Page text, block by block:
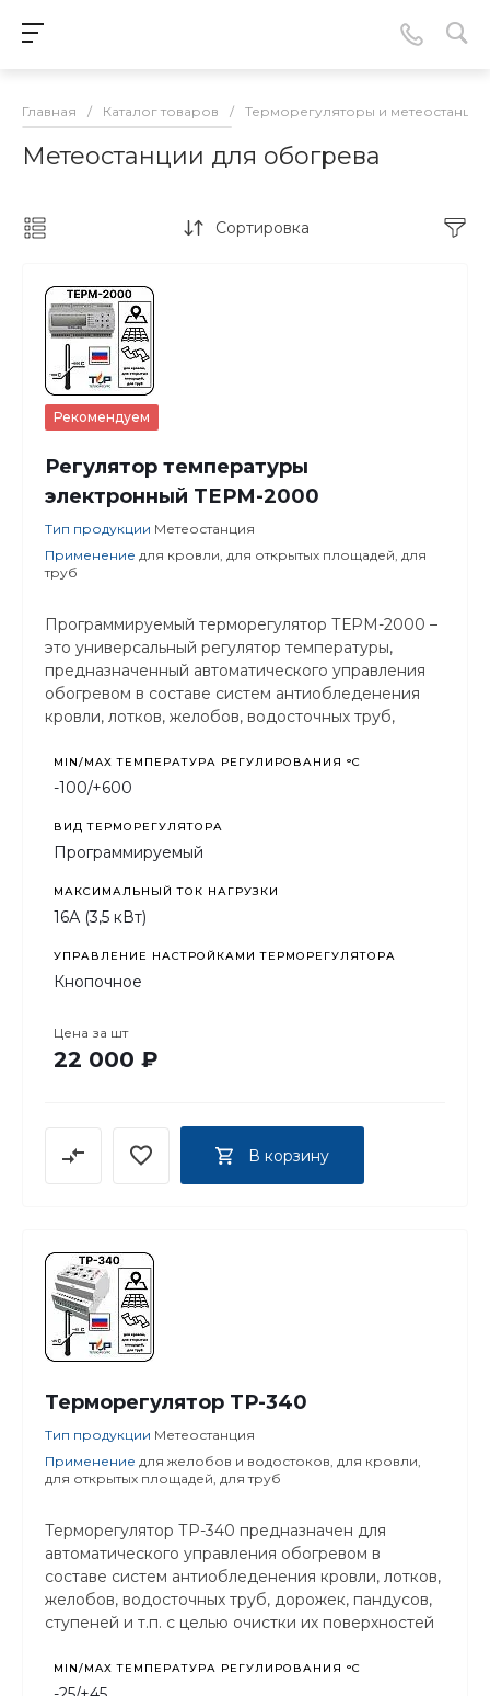
Главная / Каталог товаров / Терморегуляторы и
Метеостанции для обогрева
Сортировка
Рекомендуем
Регулятор температуры
электронный ТЕРМ-2000
Тип продукции Метеостанция
Применение для кровли, для открытых площадей, для
труб
Программируемый терморегулятор ТЕРМ-2000 –
это универсальный регулятор температуры,
предназначенный автоматического управления
обогревом в составе систем антиобледенения
кровли, лотков, желобов, водосточных труб,
очистки их поверхностей от
атмосферных осадков и предотвращения
MIN/MAX ТЕМПЕРАТУРА РЕГУЛИРОВАНИЯ °С
-100/+600
ВИД ТЕРМОРЕГУЛЯТОРА
Программируемый
МАКСИМАЛЬНЫЙ ТОК НАГРУЗКИ
16А (3,5 кВт)
УПРАВЛЕНИЕ НАСТРОЙКАМИ ТЕРМОРЕГУЛЯТОРА
Кнопочное
Цена за шт
22 000 ₽
В корзину
Терморегулятор ТР-340
Тип продукции Метеостанция
Применение для желобов и водостоков, для кровли,
для открытых площадей, для труб
Терморегулятор ТР-340 предназначен для
автоматического управления обогревом в
составе систем антиобледенения кровли, лотков,
желобов, водосточных труб, дорожек, пандусов,
ступеней и т.п. с целью очистки их поверхностей
образования наледи.
MIN/MAX ТЕМПЕРАТУРА РЕГУЛИРОВАНИЯ °С